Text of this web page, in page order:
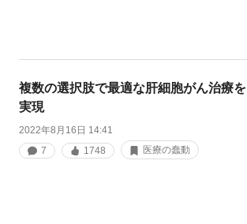
複数の選択肢で最適な肝細胞がん治療を
実現
2022年8月16日 14:41
7
1748 医療の蠢動